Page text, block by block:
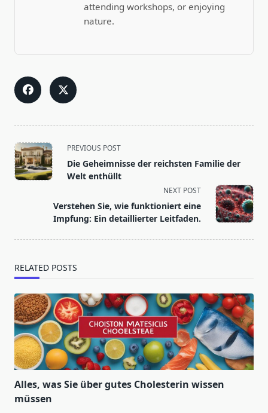
attending workshops, or enjoying
nature.
<span
class="nav-
subtitle
text">Page</span>
PREVIOUS POST
Die Geheimnisse der reichsten Familie der
Welt enthüllt
NEXT POST
Verstehen Sie, wie funktioniert eine
Impfung: Ein detaillierter Leitfaden.
RELATED POSTS
Alles, was Sie über gutes Cholesterin wissen
müssen